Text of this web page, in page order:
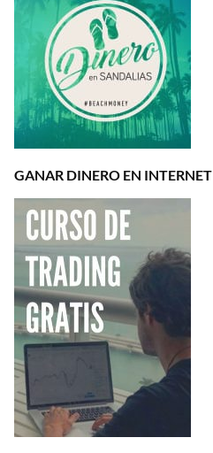
GANAR DINERO EN INTERNET